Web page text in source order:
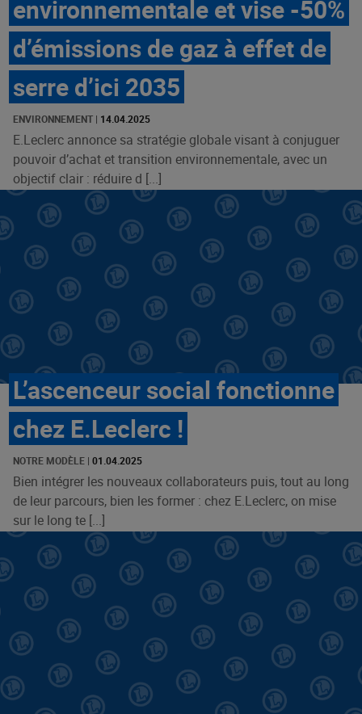
environnementale et vise -50%
d’émissions de gaz à effet de
serre d’ici 2035
ENVIRONNEMENT | 14.04.2025
E.Leclerc annonce sa stratégie globale visant à conjuguer
pouvoir d’achat et transition environnementale, avec un
objectif clair : réduire d [...]
L’ascenceur social fonctionne
chez E.Leclerc !
NOTRE MODÈLE | 01.04.2025
Bien intégrer les nouveaux collaborateurs puis, tout au long
de leur parcours, bien les former : chez E.Leclerc, on mise
sur le long te [...]